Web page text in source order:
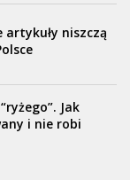
niszczą
Jak
i nie robi